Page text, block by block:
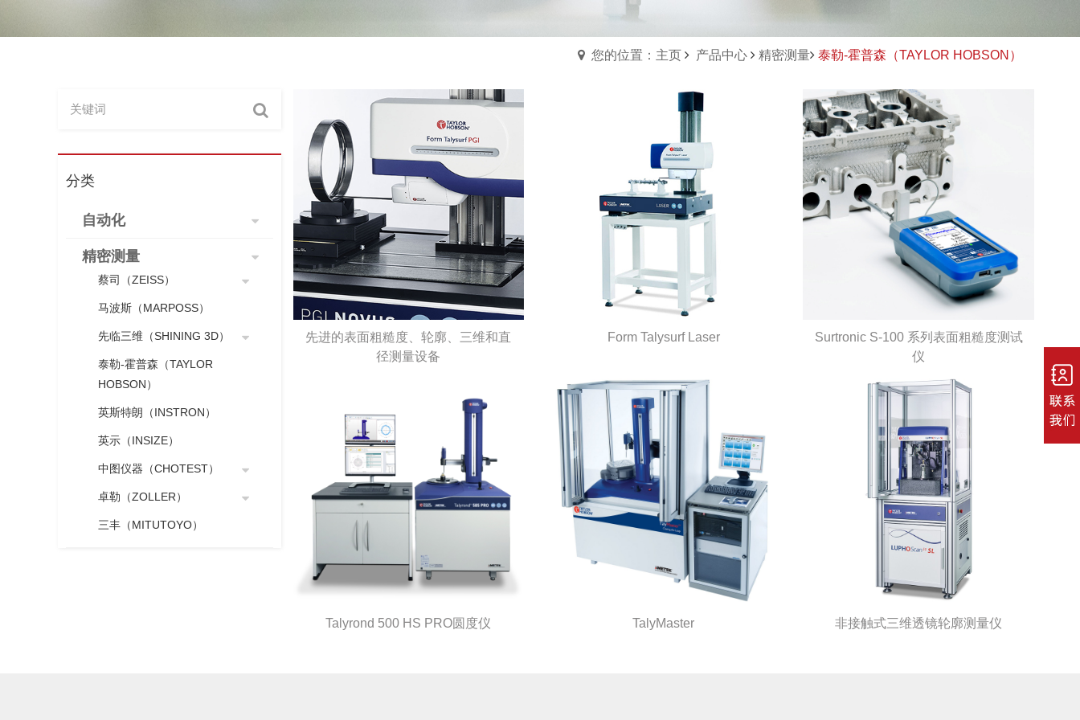
您的位置：主页 产品中心 精密测量 泰勒-霍普森（TAYLOR HOBSON）
分类
自动化
精密测量
蔡司（ZEISS）
马波斯（MARPOSS）
先临三维（SHINING 3D）
泰勒-霍普森（TAYLOR
HOBSON）
英斯特朗（INSTRON）
英示（INSIZE）
中图仪器（CHOTEST）
卓勒（ZOLLER）
三丰（MITUTOYO）
先进的表面粗糙度、轮廓、三维和直
径测量设备
Form Talysurf Laser
Surtronic S-100 系列表面粗糙度测试
仪
Talyrond 500 HS PRO圆度仪 TalyMaster 非接触式三维透镜轮廓测量仪